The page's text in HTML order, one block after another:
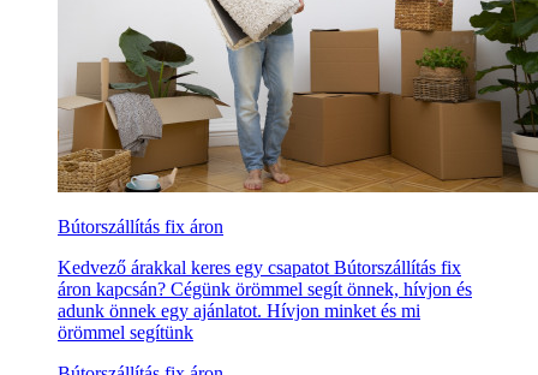
Bútorszállítás fix áron
Kedvező árakkal keres egy csapatot Bútorszállítás fix
áron kapcsán? Cégünk örömmel segít önnek, hívjon és
adunk önnek egy ajánlatot. Hívjon minket és mi
örömmel segítünk